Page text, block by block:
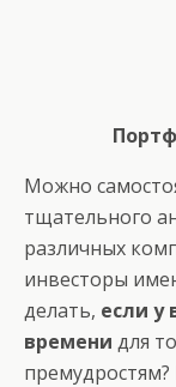
Можно
тщательного
различных
инвесторы
делать, если у
времени для